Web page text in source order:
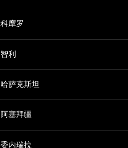
科摩罗
智利
哈萨克斯坦
阿塞拜疆
委内瑞拉